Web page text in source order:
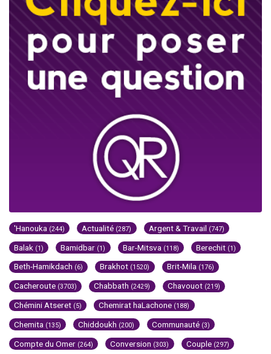
'Hanouka (244) Actualité (287) Argent & Travail (747)
Balak (1) Bamidbar (1) Bar-Mitsva (118) Berechit (1)
Beth-Hamikdach (6) Brakhot (1520) Brit-Mila (176)
Cacheroute (3703) Chabbath (2429) Chavouot (219)
Chémini Atseret (5) Chemirat haLachone (188)
Chemita (135) Chiddoukh (200) Communauté (3)
Compte du Omer (264) Conversion (303) Couple (297)